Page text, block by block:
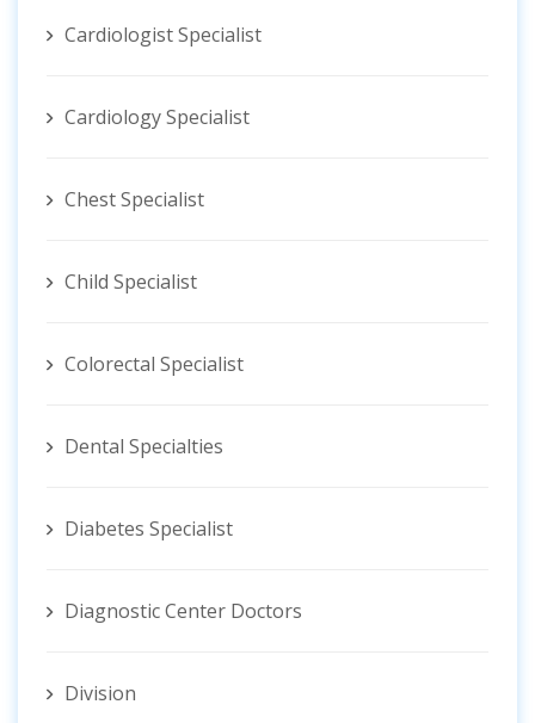
Cardiologist Specialist
Cardiology Specialist
Chest Specialist
Child Specialist
Colorectal Specialist
Dental Specialties
Diabetes Specialist
Diagnostic Center Doctors
Division